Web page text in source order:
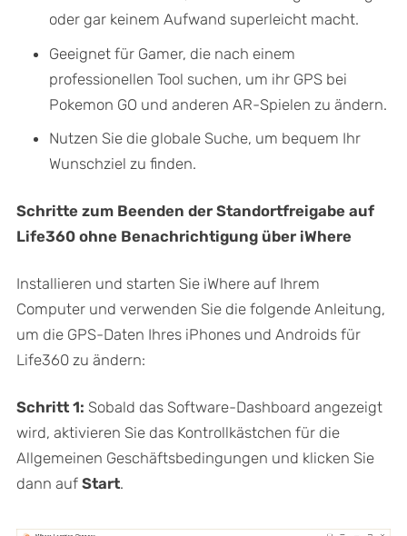
oder gar keinem Aufwand superleicht macht.
Geeignet für Gamer, die nach einem
professionellen Tool suchen, um ihr GPS bei
Pokemon GO und anderen AR-Spielen zu ändern.
Nutzen Sie die globale Suche, um bequem Ihr
Wunschziel zu finden.
Schritte zum Beenden der Standortfreigabe auf
Life360 ohne Benachrichtigung über iWhere
Installieren und starten Sie iWhere auf Ihrem
Computer und verwenden Sie die folgende Anleitung,
um die GPS-Daten Ihres iPhones und Androids für
Life360 zu ändern:
Schritt 1: Sobald das Software-Dashboard angezeigt
wird, aktivieren Sie das Kontrollkästchen für die
Allgemeinen Geschäftsbedingungen und klicken Sie
dann auf Start.